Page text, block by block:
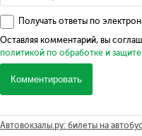
Получать ответы по
Оставляя комментарий, вы
политикой по обработке и
Комментировать
Автовокзалы.ру: билеты на автобус